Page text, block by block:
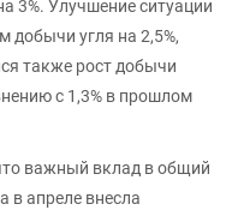
3%. Улучшение ситуации
добычи угля на 2,5%,
также рост добычи
с 1,3% в прошлом
важный вклад в общий
в апреле внесла